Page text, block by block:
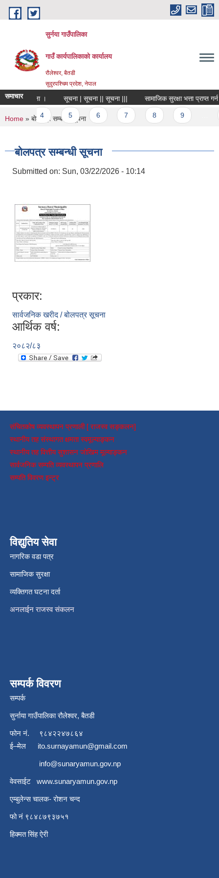
Skip to main content
सुर्नया गाउँपालिका
गाउँ कार्यपालिकाकाे कार्यालय
रौलेश्वर, बैतडी
सुदुरपश्चिम प्रदेश, नेपाल
समाचारसूचना । सूचना | सूचना || सूचना ||| सामाजिक सुरक्षा भत्ता प्राप्त
4 5 6 7 8 9
You are here
Home » बोलपत्र सम्बन्धी सूचना
बोलपत्र सम्बन्धी सूचना
Submitted on: Sun, 03/22/2026 - 10:14
प्रकार:
सार्वजनिक खरीद / बोलपत्र सूचना
आर्थिक वर्ष:
२०८२/८३
संचितकोष व्यवस्थापन प्रणाली [ राजस्व सङ्कलन]
स्थानीय तह संस्थागत क्षमता स्वमूल्याङ्कन
स्थानीय तह वित्तीय सुशासन जोखिम मूल्याङ्कन
सार्वजनिक सम्पति व्यवस्थापन प्रणालि
सम्पति विवरण इन्ट्र
विद्युतिय सेवा
नागरिक वडा पत्र
सामाजिक सुरक्षा
व्यक्तिगत घटना दर्ता
अनलाईन राजस्व संकलन
सम्पर्क विवरण
सम्पर्क
सुर्नाया गाउँपालिका रौलेश्वर, बैतडी
फोन नं.
९८४२२४७८६४
ई–मेल ito.surnayamun@gmail.com
info@sunaryamun.gov.np
वेवसाईट www.sunaryamun.gov.np
एम्बुलेन्स चालक- रोशन चन्द
फो नं ९८४८७९३७५१
हिक्मत सिंह ऐरी